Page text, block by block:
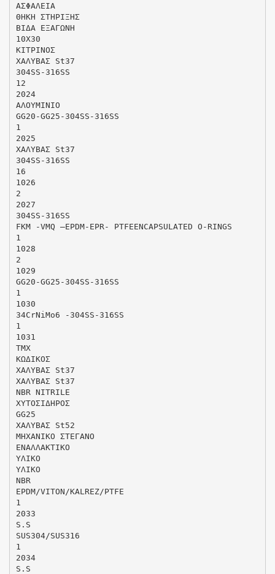
ΑΣΦΑΛΕΙΑ
ΘΗΚΗ ΣΤΗΡΙΞΗΣ
ΒΙΔΑ ΕΞΑΓΩΝΗ
10Χ30
ΚΙΤΡΙΝΟΣ
ΧΑΛΥΒΑΣ St37
304SS-316SS
12
2024
ΑΛΟΥΜΙΝΙΟ
GG20-GG25-304SS-316SS
1
2025
ΧΑΛΥΒΑΣ St37
304SS-316SS
16
1026
2
2027
304SS-316SS
FKM -VMQ –EPDM-EPR- PTFEENCAPSULATED O-RINGS
1
1028
2
1029
GG20-GG25-304SS-316SS
1
1030
34CrNiMo6 -304SS-316SS
1
1031
ΤΜΧ
ΚΩΔΙΚΟΣ
ΧΑΛΥΒΑΣ St37
ΧΑΛΥΒΑΣ St37
NBR NITRILE
ΧΥΤΟΣΙΔΗΡΟΣ
GG25
ΧΑΛΥΒΑΣ St52
ΜΗΧΑΝΙΚΟ ΣΤΕΓΑΝΟ
ΕΝΑΛΛΑΚΤΙΚΟ
ΥΛΙΚΟ
ΥΛΙΚΟ
NBR
EPDM/VITON/KALREZ/PTFE
1
2033
S.S
SUS304/SUS316
1
2034
S.S